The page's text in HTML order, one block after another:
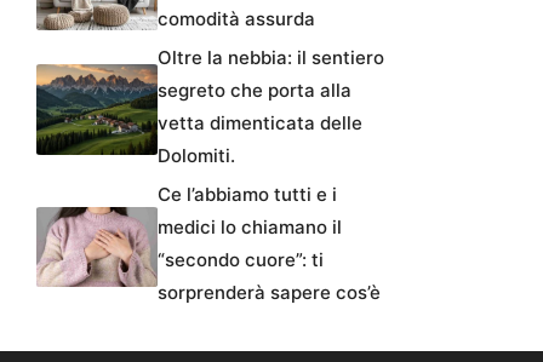
comodità assurda
Oltre la nebbia: il sentiero
segreto che porta alla
vetta dimenticata delle
Dolomiti.
Ce l’abbiamo tutti e i
medici lo chiamano il
“secondo cuore”: ti
sorprenderà sapere cos’è